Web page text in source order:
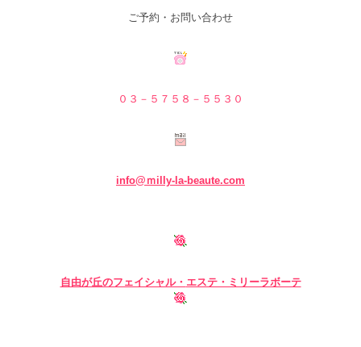
ご予約・お問い合わせ
０３－５７５８－５ ５３０
info@ｍilly-la-beaute.com
自由が丘のフェイシャル・ エステ・ミリーラボーテ